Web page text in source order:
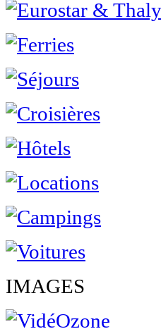
IMAGES